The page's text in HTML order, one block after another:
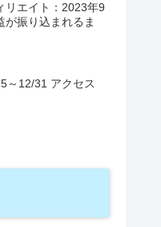
リエイト：2023年9
が振り込まれるま
～12/31 アクセス